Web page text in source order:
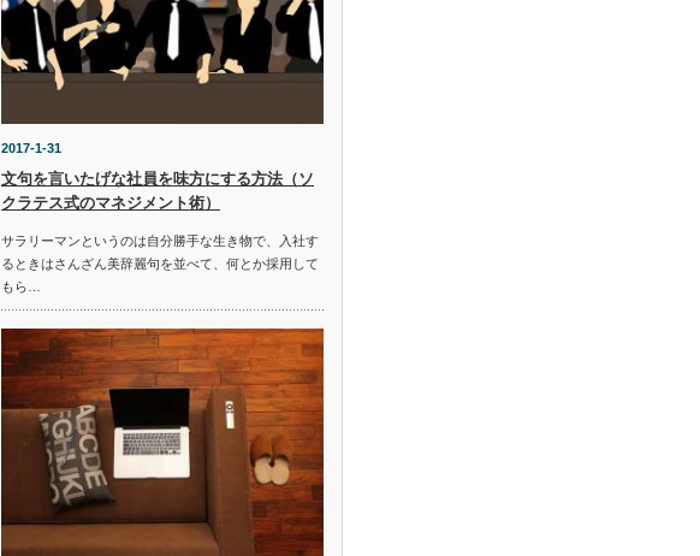
2017-1-31
文句を言いたげな社員を味方にする方法（ソ
クラテス式のマネジメント術）
サラリーマンというのは自分勝手な生き物で、入社す
るときはさんざん美辞麗句を並べて、何とか採用して
もら…